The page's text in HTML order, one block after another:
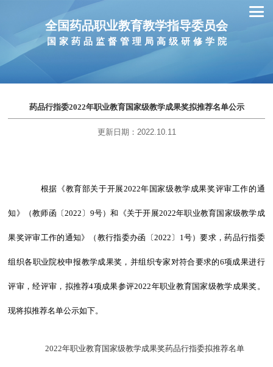
全国药品职业教育教学指导委员会
国家药品监督管理局高级研修学院
药品行指委2022年职业教育国家级教学成果奖拟推荐名单公示
更新日期：2022.10.11
根据《教育部关于开展2022年国家级教学成果奖评审工作的通
知》（教师函〔2022 〕 9号）和《关于开展2022年职业教育国家级教学成
果奖评审工作的通知》（教行指委办函〔2022 〕 1号）要求 ，药品行指委
组织各职业院校申报教学成果奖，并组织专家对符合要求的6项成果进行
评审，经评审，拟推荐4项成果参评2022年职业教育国家级教学成果奖。
现将拟推荐名单公示如下。
2022年职业教育国家级教学成果奖药品行指委拟推荐名单